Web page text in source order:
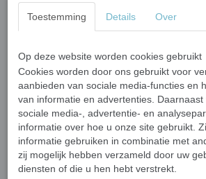
Producteigenschappen
5 x 5 mm.
Aantallen: 25 gram (circa 125 steentjes)
Materiaal:Dubbelgebakken keramiek
Weerbestendig:UV- en
weersomstandigheden.
Achterkant: Plat, eenvoudig te
ondergronden.
Gebruik:Losse steentjes, verkrijgbaar
Toestemming Details Over
Op deze website worden cookies gebruikt
Cookies worden door ons gebruikt voor
aanbieden van sociale media-functies en
van informatie en advertenties.
sociale media-, advertentie- en
informatie over hoe u onze site gebruikt.
informatie gebruiken in combinatie met
zij mogelijk hebben verzameld door uw
diensten of die u hen hebt verstrekt.